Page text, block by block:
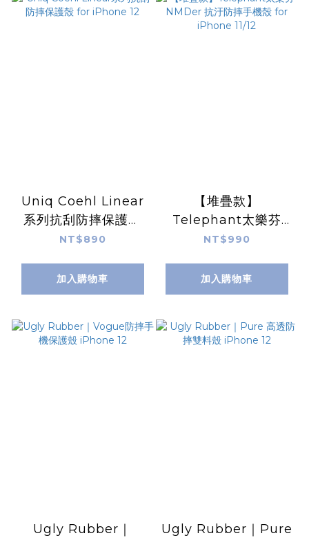
Uniq Coehl Linear
系列抗刮防摔保護殼
for iPhone 12
NT$890
加入購物車
【堆疊款】
Telephant太樂芬
NMDer 抗汙防摔手機
NT$990
加入購物車
Ugly Rubber｜
Ugly Rubber｜Pure